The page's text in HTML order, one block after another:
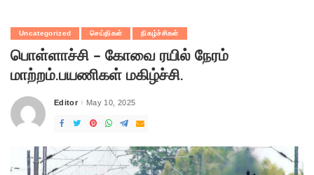
Uncategorized செய்திகள் நிகழ்ச்சிகள்
பொள்ளாச்சி – கோவை ரயில் நேரம்
மாற்றம்.பயணிகள் மகிழ்ச்சி.
Posted
Editor May 10, 2025